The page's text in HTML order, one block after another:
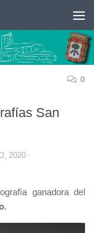
0
San
2020 ·
ganadora del
.